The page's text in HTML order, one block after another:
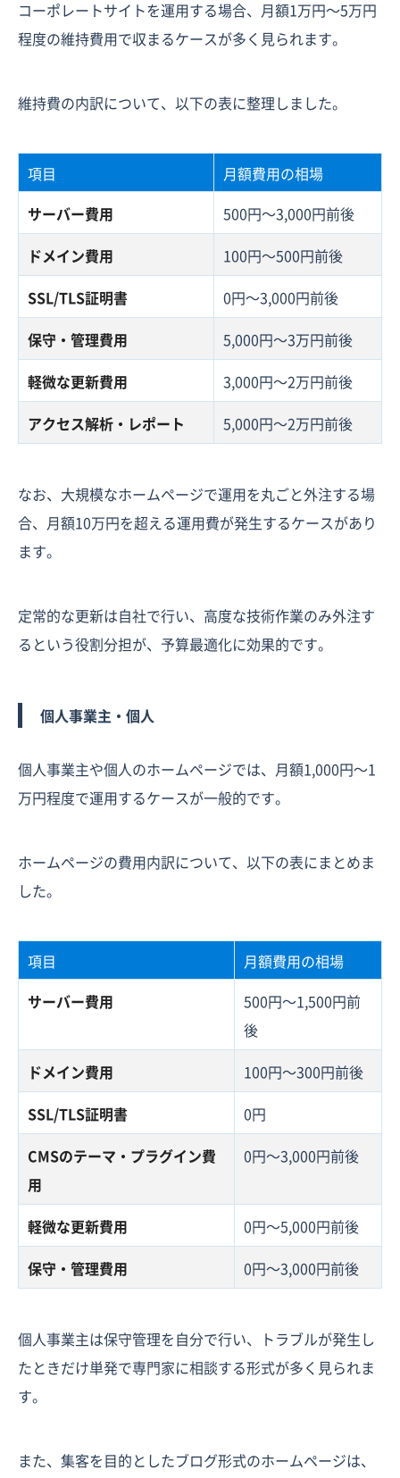
コーポレートサイトを運用する場合、月額1万円〜5万円
程度の維持費用で収まるケースが多く見られます。
維持費の内訳について、以下の表に整理しました。
項目
月額費用の相場
サーバー費用
500円〜3,000円前後
ドメイン費用
100円〜500円前後
SSL/TLS証明書
0円〜3,000円前後
保守・管理費用
5,000円〜3万円前後
軽微な更新費用
3,000円〜2万円前後
アクセス解析・レポート
5,000円〜2万円前後
なお、大規模なホームページで運用を丸ごと外注する場
合、月額10万円を超える運用費が発生するケースがあり
ます。
定常的な更新は自社で行い、高度な技術作業のみ外注す
るという役割分担が、予算最適化に効果的です。
個人事業主・個人
個人事業主や個人のホームページでは、月額1,000円〜1
万円程度で運用するケースが一般的です。
ホームページの費用内訳について、以下の表にまとめま
した。
項目
月額費用の相場
サーバー費用
500円〜1,500円前
後
ドメイン費用
100円〜300円前後
SSL/TLS証明書
0円
CMSのテーマ・プラグイン費
用
0円〜3,000円前後
軽微な更新費用
0円〜5,000円前後
保守・管理費用
0円〜3,000円前後
個人事業主は保守管理を自分で行い、トラブルが発生し
たときだけ単発で専門家に相談する形式が多く見られま
す。
また、集客を目的としたブログ形式のホームページは、